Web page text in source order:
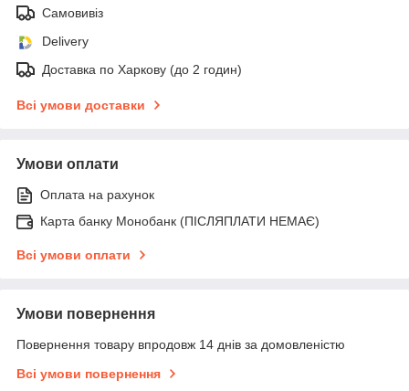
Самовивіз
Delivery
Доставка по Харкову (до 2 годин)
Всі умови доставки
Умови оплати
Оплата на рахунок
Карта банку Монобанк (ПІСЛЯПЛАТИ НЕМАЄ)
Всі умови оплати
Умови повернення
Повернення товару впродовж 14 днів за домовленістю
Всі умови повернення